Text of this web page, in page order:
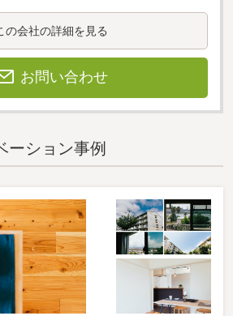
の会社の詳細を見る
お問い合わせ
ーション事例